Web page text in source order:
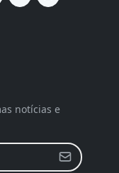
notícias e